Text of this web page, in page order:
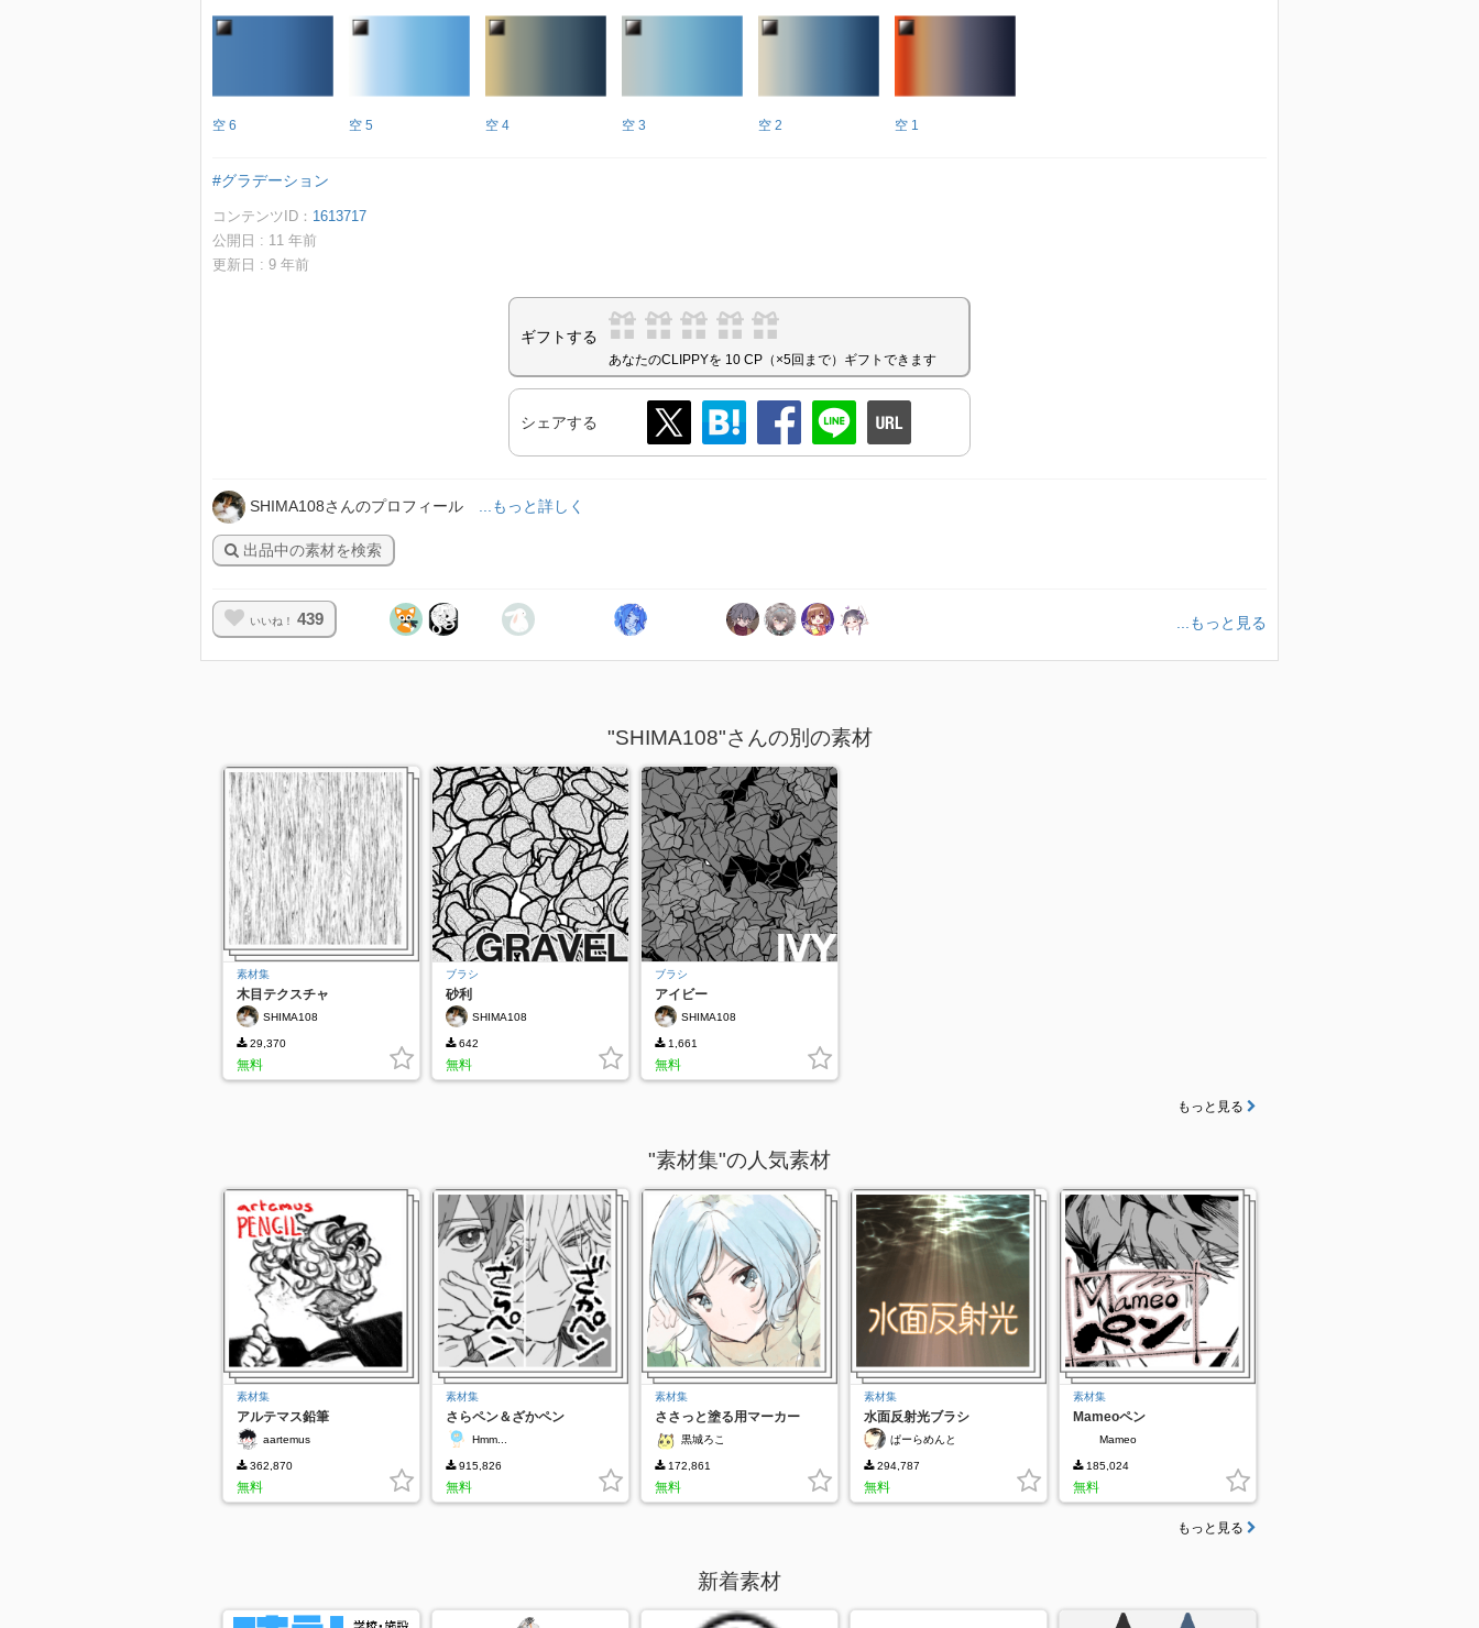
空 6 空 5 空 4 空 3 空 2 空 1
#グラデーション
コンテンツID： 1613717
公開日 : 11 年前
更新日 : 9 年前
ギフトする
あなたのCLIPPYを 10 CP（×5回まで）ギフトできます
シェアする
SHIMA108さんのプロフィール ...もっと詳しく
出品中の素材を検索
いいね！ 439 ...もっと見る
"SHIMA108"さんの別の素材
素材集
木目テクスチャ
SHIMA108
29,370
無料
ブラシ
砂利
SHIMA108
642
無料
ブラシ
アイビー
SHIMA108
1,661
無料
もっと見る
"素材集"の人気素材
素材集
アルテマス鉛筆
aartemus
362,870
無料
素材集
さらペン＆ざかペン
Hmm...
915,826
無料
素材集
ささっと塗る用マーカー
黒城ろこ
172,861
無料
素材集
水面反射光ブラシ
ぱーらめんと
294,787
無料
素材集
Mameoペン
Mameo
185,024
無料
もっと見る
新着素材